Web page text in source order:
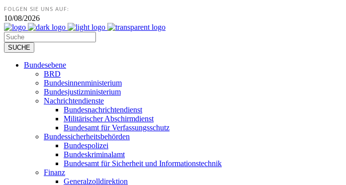
FOLGEN SIE UNS AUF:
10/08/2026
Bundesebene
BRD
Bundesinnenministerium
Bundesjustizministerium
Nachrichtendienste
Bundesnachrichtendienst
Militärischer Abschirmdienst
Bundesamt für Verfassungsschutz
Bundessicherheitsbehörden
Bundespolizei
Bundeskriminalamt
Bundesamt für Sicherheit und Informationstechnik
Finanz
Generalzolldirektion